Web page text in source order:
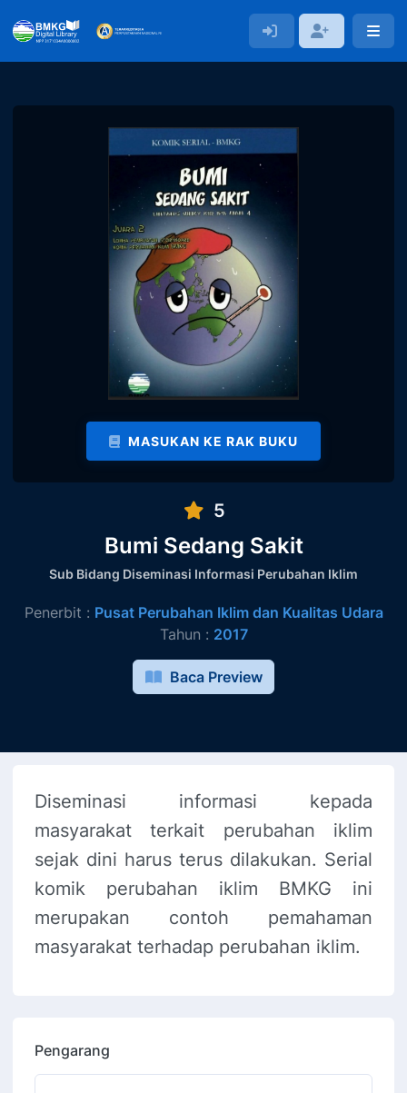
MASUKAN KE RAK BUKU
5
Bumi Sedang Sakit
Sub Bidang Diseminasi Informasi Perubahan Iklim
Penerbit : Pusat Perubahan Iklim dan Kualitas Udara
Tahun : 2017
Baca Preview
Diseminasi informasi kepada
masyarakat terkait perubahan iklim
sejak dini harus terus dilakukan. Serial
komik perubahan iklim BMKG ini
merupakan contoh pemahaman
masyarakat terhadap perubahan iklim.
Pengarang